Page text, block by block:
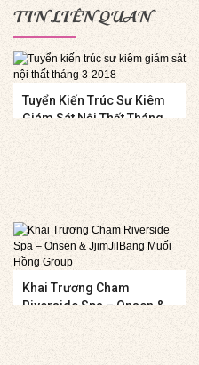
TIN LIÊN QUAN
Tuyển Kiến Trúc Sư Kiêm
Giám Sát Nội Thất Tháng
3-2018
Khai Trương Cham
Riverside Spa – Onsen &
JjimJilBang Muối Hồng
Group